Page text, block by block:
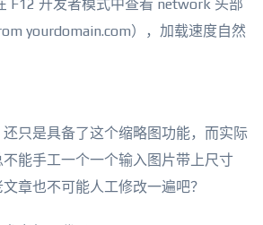
F12 开发者模式中查看 network 头部
yourdomain.com），加载速度自然
只是具备了这个缩略图功能，而实际
能手工一个一个输入图片带上尺寸
章也不可能人工修改一遍吧？